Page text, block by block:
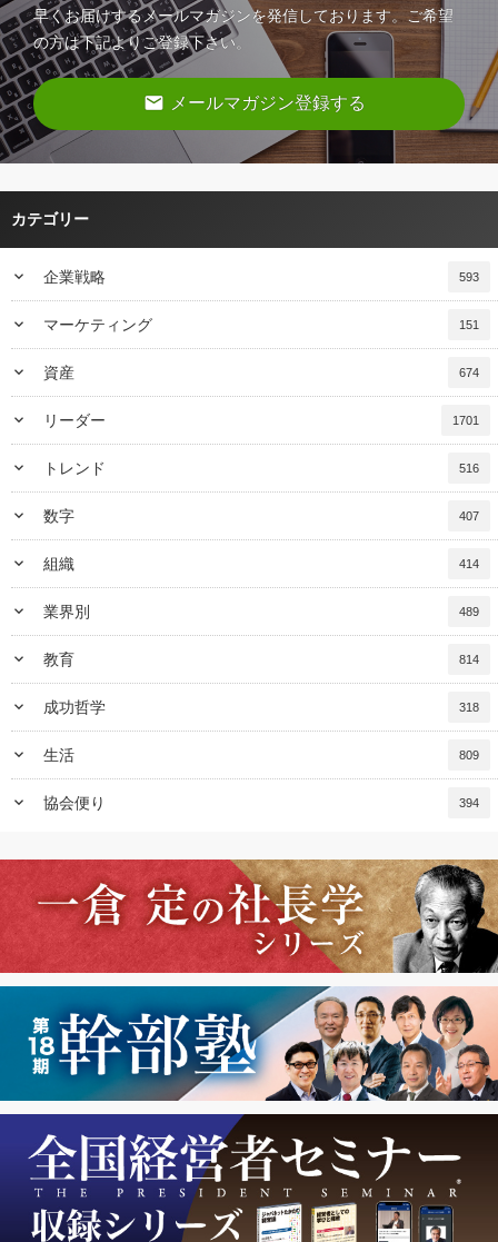
早くお届けするメールマガジンを発信しております。ご希望
の方は下記よりご登録下さい。
email メールマガジン登録する
カテゴリー
keyboard_arrow_down 企業戦略 593
keyboard_arrow_down マーケティング 151
keyboard_arrow_down 資産 674
keyboard_arrow_down リーダー 1701
keyboard_arrow_down トレンド 516
keyboard_arrow_down 数字 407
keyboard_arrow_down 組織 414
keyboard_arrow_down 業界別 489
keyboard_arrow_down 教育 814
keyboard_arrow_down 成功哲学 318
keyboard_arrow_down 生活 809
keyboard_arrow_down 協会便り 394